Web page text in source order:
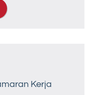
Kerja